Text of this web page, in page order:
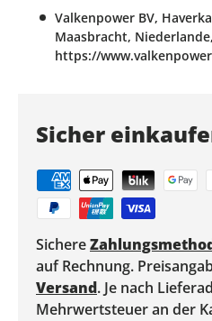
Valkenpower BV,
Maasbracht,
https://
Sicher
Sichere
auf Rechnung.
Versand. Je nach
Mehrwertsteuer an der